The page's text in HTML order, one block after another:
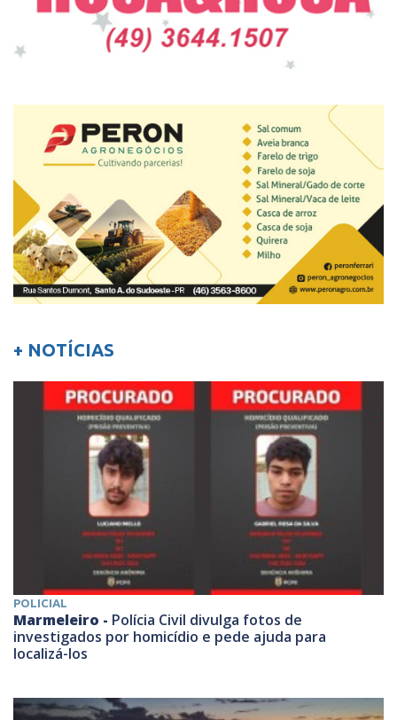
+ NOTÍCIAS
POLICIAL
Marmeleiro - Polícia Civil divulga fotos de
investigados por homicídio e pede ajuda para
localizá-los